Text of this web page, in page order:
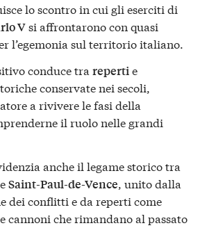
lo scontro in cui gli eserciti di
Vsi affrontarono con quasi
l’egemonia sul territorio italiano.
conduce tra repertie
conservate nei secoli,
a rivivere le fasi della
il ruolo nelle grandi
anche il legame storico tra
eSaint-Paul-de-Vence, unito dalla
dei conflitti e da reperti come
cannoni che rimandano al passato